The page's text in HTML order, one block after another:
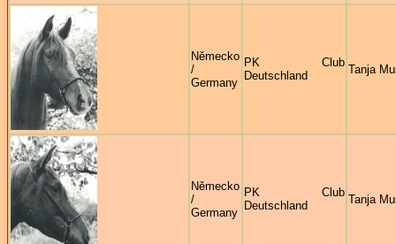
Německo
/
Germany
PK Club
Deutschland
Tanja
Německo
/
Germany
PK Club
Deutschland
Tanja